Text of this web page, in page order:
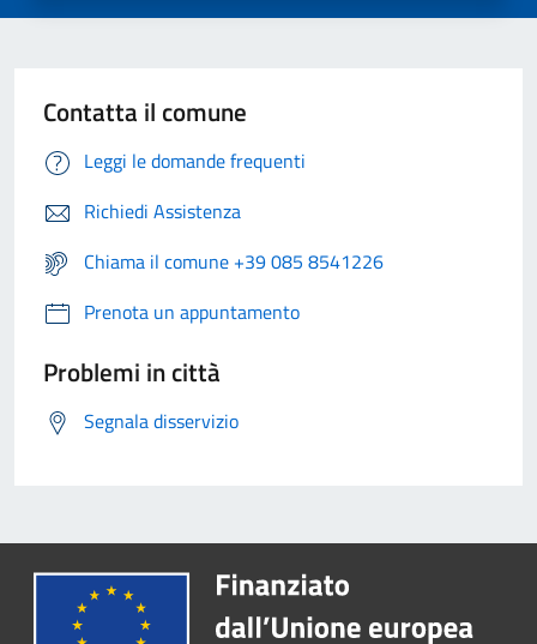
Contatta il comune
Leggi le domande frequenti
Richiedi Assistenza
Chiama il comune +39 085 8541226
Prenota un appuntamento
Problemi in città
Segnala disservizio